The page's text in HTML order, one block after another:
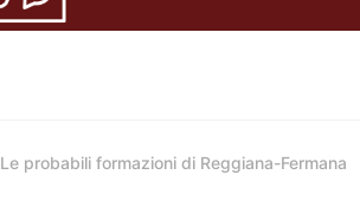
Le probabili formazioni di Reggiana-Fermana